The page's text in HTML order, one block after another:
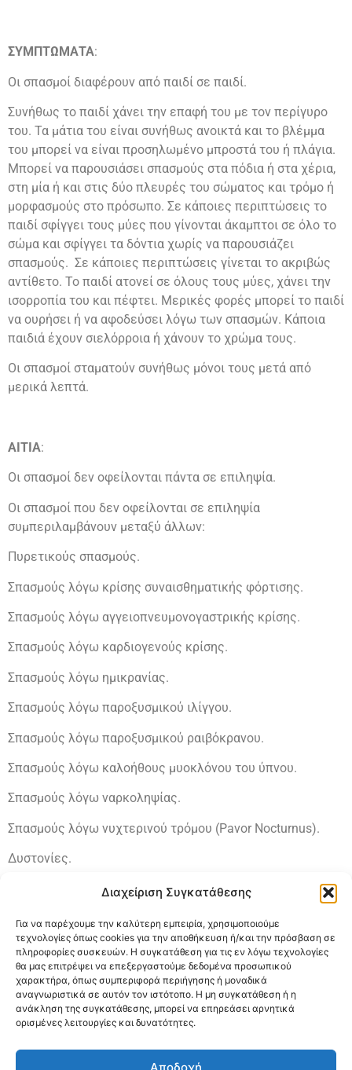
Διαχείριση Συγκατάθεσης
Για να παρέχουμε την καλύτερη εμπειρία, χρησιμοποιούμε
τεχνολογίες όπως cookies για την αποθήκευση ή/και την πρόσβαση σε
πληροφορίες συσκευών. Η συγκατάθεση για τις εν λόγω τεχνολογίες
θα μας επιτρέψει να επεξεργαστούμε δεδομένα προσωπικού
χαρακτήρα, όπως συμπεριφορά περιήγησης ή μοναδικά
αναγνωριστικά σε αυτόν τον ιστότοπο. Η μη συγκατάθεση ή η
ανάκληση της συγκατάθεσης, μπορεί να επηρεάσει αρνητικά
ορισμένες λειτουργίες και δυνατότητες.
Αποδοχή
ΣΥΜΠΤΩΜΑΤΑ:
Οι σπασμοί διαφέρουν από παιδί σε παιδί.
Συνήθως το παιδί χάνει την επαφή του με τον περίγυρο
του. Τα μάτια του είναι συνήθως ανοικτά και το βλέμμα
του μπορεί να είναι προσηλωμένο μπροστά του ή πλάγια.
Μπορεί να παρουσιάσει σπασμούς στα πόδια ή στα χέρια,
στη μία ή και στις δύο πλευρές του σώματος και τρόμο ή
μορφασμούς στο πρόσωπο. Σε κάποιες περιπτώσεις το
παιδί σφίγγει τους μύες που γίνονται άκαμπτοι σε όλο το
σώμα και σφίγγει τα δόντια χωρίς να παρουσιάζει
σπασμούς. Σε κάποιες περιπτώσεις γίνεται το ακριβώς
αντίθετο. Το παιδί ατονεί σε όλους τους μύες, χάνει την
ισορροπία του και πέφτει. Μερικές φορές μπορεί το παιδί
να ουρήσει ή να αφοδεύσει λόγω των σπασμών. Κάποια
παιδιά έχουν σιελόρροια ή χάνουν το χρώμα τους.
Οι σπασμοί σταματούν συνήθως μόνοι τους μετά από
μερικά λεπτά.
ΑΙΤΙΑ:
Οι σπασμοί δεν οφείλονται πάντα σε επιληψία.
Οι σπασμοί που δεν οφείλονται σε επιληψία
συμπεριλαμβάνουν μεταξύ άλλων:
Πυρετικούς σπασμούς.
Σπασμούς λόγω κρίσης συναισθηματικής φόρτισης.
Σπασμούς λόγω αγγειοπνευμονογαστρικής κρίσης.
Σπασμούς λόγω καρδιογενούς κρίσης.
Σπασμούς λόγω ημικρανίας.
Σπασμούς λόγω παροξυσμικού ιλίγγου.
Σπασμούς λόγω παροξυσμικού ραιβόκρανου.
Σπασμούς λόγω καλοήθους μυοκλόνου του ύπνου.
Σπασμούς λόγω ναρκοληψίας.
Σπασμούς λόγω νυχτερινού τρόμου (Pavor Nocturnus).
Δυστονίες.
ΑΝΤΙΜΕΤΩΠΙΣΗ:
Ελέγχουμε την θερμοκρασία του παιδιού.
Δεν βάζουμε ποτέ κάτι στο στόμα του παιδιού.
Εάν το παιδί έχει χάσει τις αισθήσεις του το ξαπλώνουμε
στο πλάι.
Επικοινωνούμε άμεσα με το γιατρό μας.